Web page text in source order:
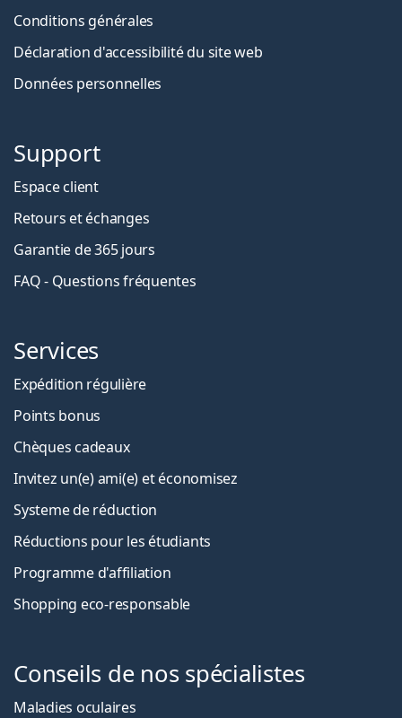
Conditions générales
Déclaration d'accessibilité du site web
Données personnelles
Support
Espace client
Retours et échanges
Garantie de 365 jours
FAQ - Questions fréquentes
Services
Expédition régulière
Points bonus
Chèques cadeaux
Invitez un(e) ami(e) et économisez
Systeme de réduction
Réductions pour les étudiants
Programme d'affiliation
Shopping eco-responsable
Conseils de nos spécialistes
Maladies oculaires